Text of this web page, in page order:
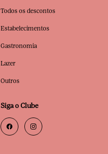
Todos os descontos
Estabelecimentos
Gastronomia
Lazer
Outros
Siga o Clube